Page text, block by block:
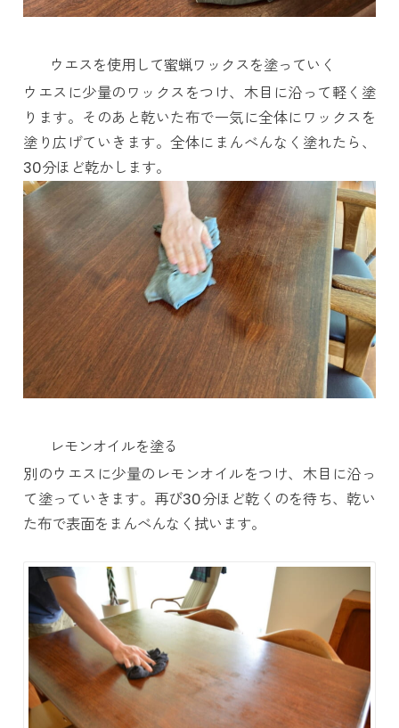
ウエスを使用して蜜蝋ワックスを塗っていく
ウエスに少量のワックスをつけ、木目に沿って軽く塗
ります。そのあと乾いた布で一気に全体にワックスを
塗り広げていきます。全体にまんべんなく塗れたら、
30分ほど乾かします。
レモンオイルを塗る
別のウエスに少量のレモンオイルをつけ、木目に沿っ
て塗っていきます。再び30分ほど乾くのを待ち、乾い
た布で表面をまんべんなく拭います。